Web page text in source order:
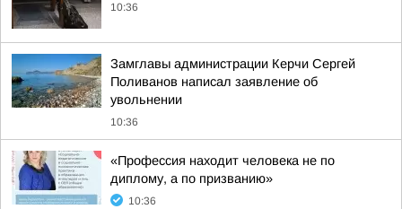
10:36
Замглавы администрации Керчи Сергей
Поливанов написал заявление об
увольнении
10:36
«Профессия находит человека не по
диплому, а по призванию»
10:36